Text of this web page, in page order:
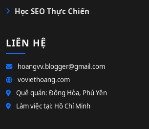
Học SEO Thực Chiến
LIÊN HỆ
hoangvv.blogger@gmail.com
voviethoang.com
Quê quán: Đông Hòa, Phú Yên
Làm việc tại: Hồ Chí Minh